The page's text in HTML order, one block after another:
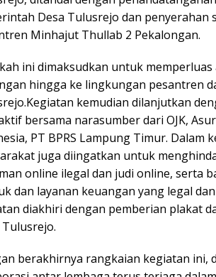
Desa Tulusrejo dan penyerahan
Minhajut Thullab 2 Pekalongan.
ini dimaksudkan untuk
hingga ke lingkungan pesantren
kemudian dilanjutkan
bersama narasumber dari OJK,
PT BPRS Lampung Timur. Dalam
juga diingatkan untuk
online ilegal dan judi online, serta
dan layanan keuangan yang legal
diakhiri dengan pemberian plakat
Tulusrejo.
berakhirnya rangkaian kegiatan ini,